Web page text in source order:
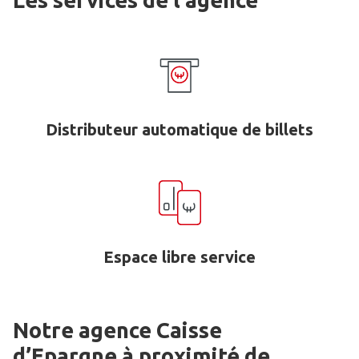
Distributeur automatique de billets
Espace libre service
Notre agence Caisse